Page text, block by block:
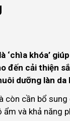
khóa’
đến cải thiện
dưỡng làn da
còn cần bổ
và khả năng